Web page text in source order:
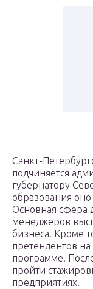
Санкт-
подчиняется
губернатору
образования оно
Основная сфера
менеджеров
бизнеса. Кроме
претендентов
программе.
пройти
предприятиях.